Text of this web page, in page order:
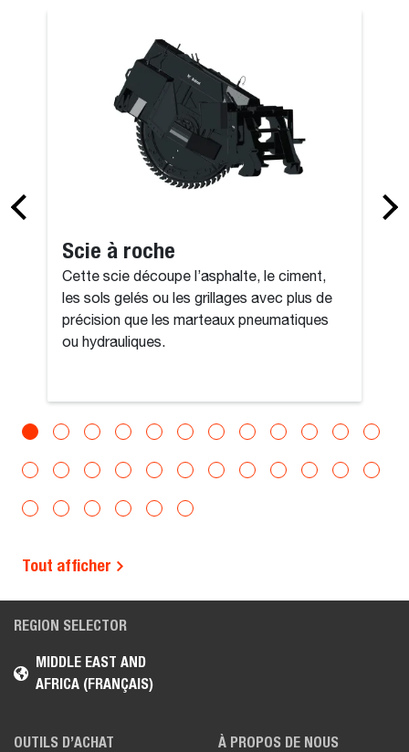
Scie à roche
Cette scie découpe l’asphalte, le ciment,
les sols gelés ou les grillages avec plus de
précision que les marteaux pneumatiques
ou hydrauliques.
Tout afficher
REGION SELECTOR
MIDDLE EAST AND
AFRICA (FRANÇAIS)
OUTILS D’ACHAT À PROPOS DE NOUS